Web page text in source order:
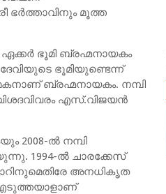
ഭര്‍ത്താവിനും മൂത്ത
ഏക്കര്‍ ഭൂമി ബ്രഹ്മനായകം
ഭൂമിയുണ്ടെന്ന്
ബ്രഹ്മനായകം. നമ്പി
എസ്.വിജയന്‍
2008-ല്‍ നമ്പി
1994-ല്‍ ചാരക്കേസ്
അനധികൃത
എടുത്തയാളാണ്